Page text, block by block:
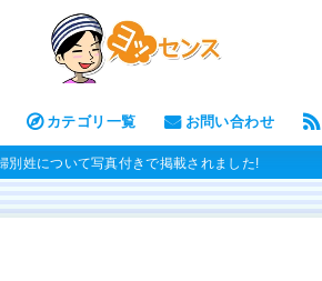
カテゴリ一覧 お問い合わせ
別姓について写真付きで掲載されました!